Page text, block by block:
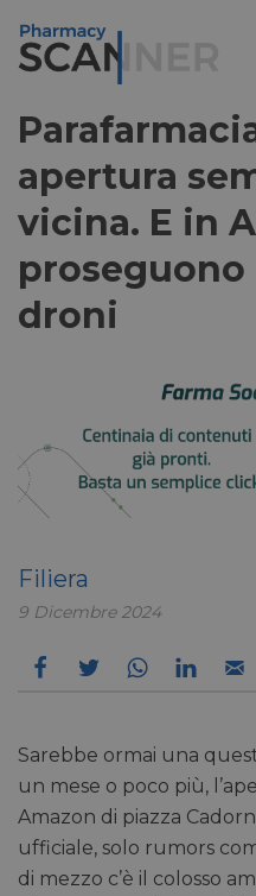
apertura
vicina. E in
droni
Filiera
9 Dicembre 2024
Sarebbe ormai una
un mese o poco più,
Amazon di piazza
ufficiale, solo rumors
di mezzo c’è il colosso